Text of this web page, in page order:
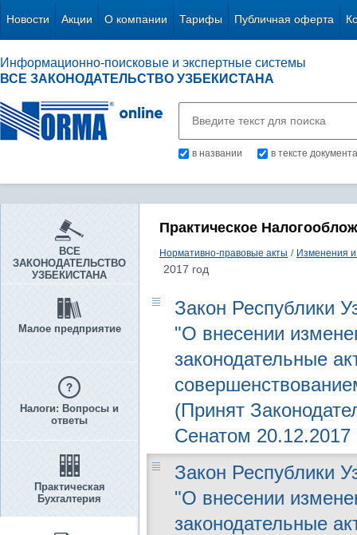
Новости Акции О компании Тарифы Публичная оферта
Информационно-поисковые и экспертные системы
ВСЕ ЗАКОНОДАТЕЛЬСТВО УЗБЕКИСТАНА
в названии в тексте документа
ВСЕ
ЗАКОНОДАТЕЛЬСТВО
УЗБЕКИСТАНА
Малое предприятие
Налоги: Вопросы и
ответы
Практическая
Бухгалтерия
Практическое
Нормативно-правовые акты / Изменения
2017 год
Закон Республики
"О внесении
законодательные
(Принят
Сенатом 20.12.2017
Закон Республики
"О внесении
законодательные